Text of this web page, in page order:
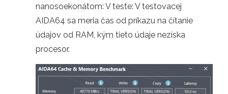
nanosoekonátom: V teste: V testovacej
AIDA64 sa meria čas od príkazu na čítanie
údajov od RAM, kým tieto údaje nezíska
procesor.